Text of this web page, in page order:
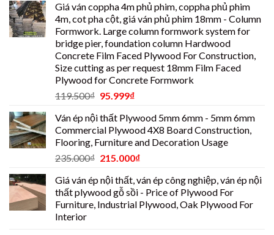
Giá ván coppha 4m phủ phim, coppha phủ phim
4m, cot pha cột, giá ván phủ phim 18mm - Column
Formwork. Large column formwork system for
bridge pier, foundation column Hardwood
Concrete Film Faced Plywood For Construction,
Size cutting as per request 18mm Film Faced
Plywood for Concrete Formwork
119.500₫ 95.999₫
Ván ép nội thất Plywood 5mm 6mm - 5mm 6mm
Commercial Plywood 4X8 Board Construction,
Flooring, Furniture and Decoration Usage
235.000₫ 215.000₫
Giá ván ép nội thất, ván ép công nghiệp, ván ép nội
thất plywood gỗ sồi - Price of Plywood For
Furniture, Industrial Plywood, Oak Plywood For
Interior